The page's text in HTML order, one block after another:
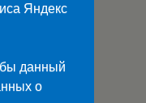
Яндекс
данный
о